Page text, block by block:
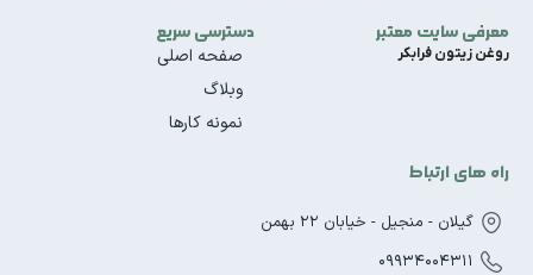
معرفی سایت معتبر
روغن زیتون فرابکر
دسترسی سریع
صفحه اصلی
وبلاگ
نمونه کارها
راه های ارتباط
گیلان - منجیل - خیابان 22 بهمن
09934004311